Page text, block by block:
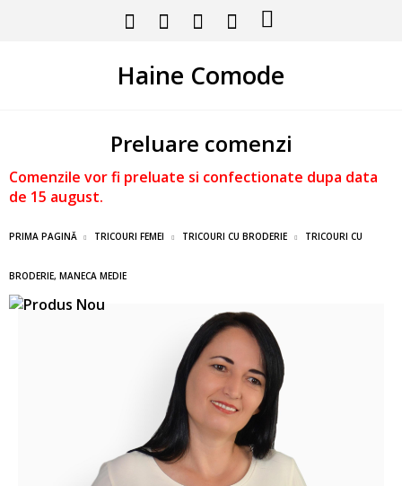
Haine Comode
Preluare comenzi
Comenzile vor fi preluate si confectionate dupa data
de 15 august.
PRIMA PAGINĂ TRICOURI FEMEI TRICOURI CU BRODERIE TRICOURI CU
BRODERIE, MANECA MEDIE